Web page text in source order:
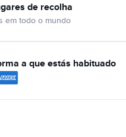
de recolha
em todo o mundo
a que estás habituado